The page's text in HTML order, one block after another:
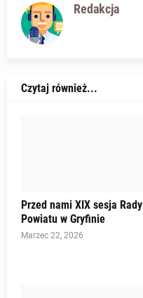
Redakcja
Czytaj również...
Przed nami XIX sesja Rady
Powiatu w Gryfinie
Marzec 22, 2026